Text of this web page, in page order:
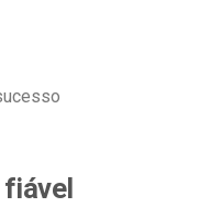
fiável